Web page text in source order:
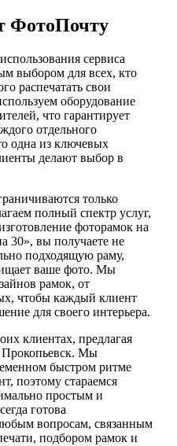
ФотоПочту
сервиса
выбором для всех, кто
распечатать свои
оборудование
что гарантирует
отдельного
одна из ключевых
делают выбор в
только
полный спектр услуг,
фоторамок на
30», вы получаете не
подходящую раму,
ваше фото. Мы
рамок, от
чтобы каждый клиент
для своего интерьера.
клиентах, предлагая
Прокопьевск. Мы
быстром ритме
поэтому стараемся
простым и
готова
вопросам, связанным
подбором рамок и